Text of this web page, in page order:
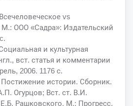
vs
ООО «Садра»: Издательский
и культурная
вст. статья и комментарии
2006. 1176 с.
истории. Сборник.
Огурцов; Вст. ст. В.И.
Рашковского. М.: Прогресс.